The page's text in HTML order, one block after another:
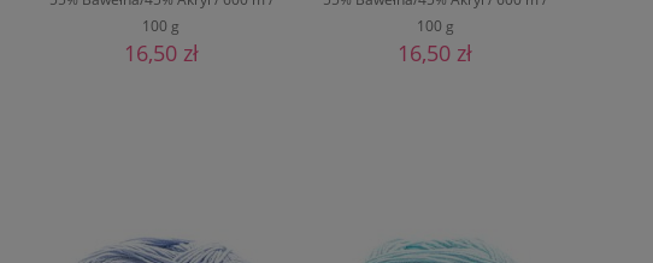
100 g
16,50 zł
100 g
16,50 zł